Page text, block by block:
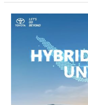
GRATIS!
Toyota